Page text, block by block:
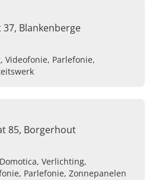
Blankenberge
Videofonie, Parlefonie,
85, Borgerhout
Verlichting,
Parlefonie, Zonnepanelen